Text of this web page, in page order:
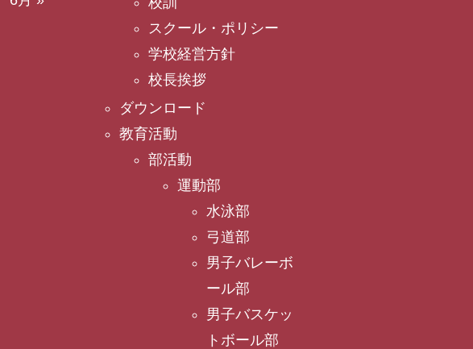
スクール・ポリシー
学校経営方針
校長挨拶
ダウンロード
教育活動
部活動
運動部
水泳部
弓道部
男子バレーボ
ール部
男子バスケッ
トボール部